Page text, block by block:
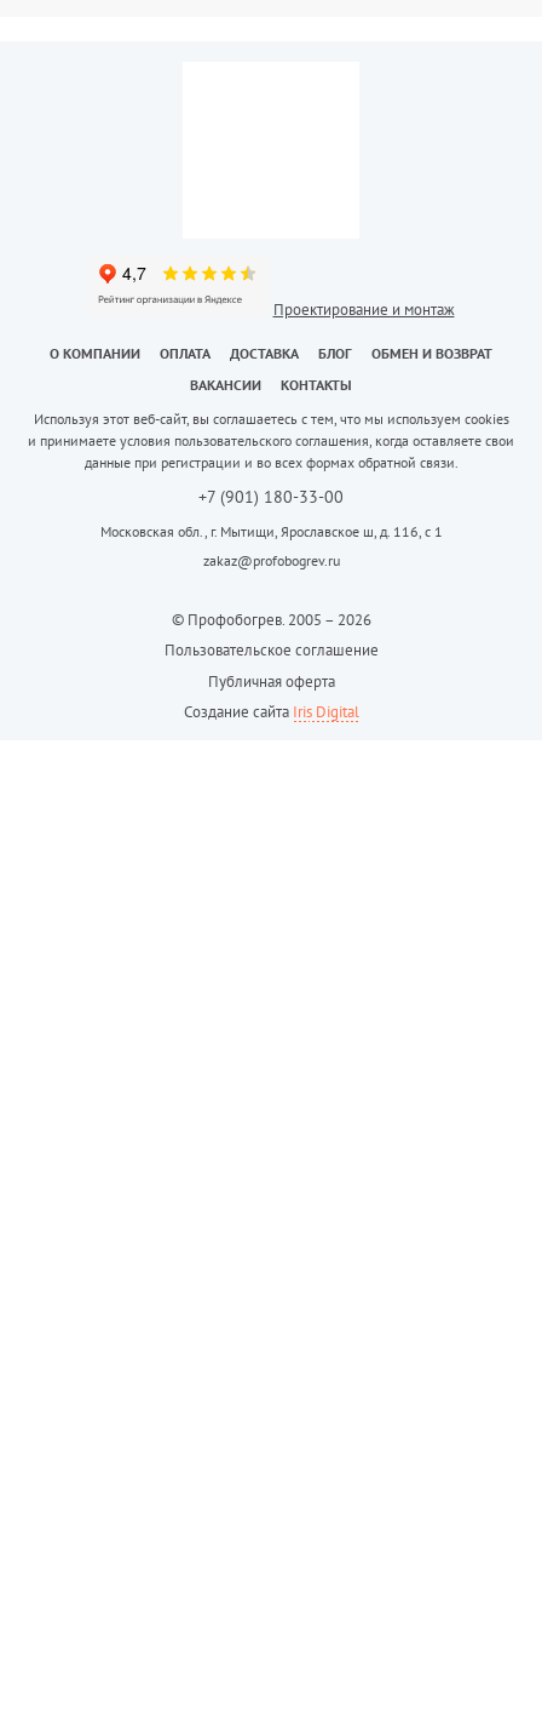
Проектирование и монтаж
О КОМПАНИИ ОПЛАТА ДОСТАВКА БЛОГ
ОБМЕН И ВОЗВРАТ
ВАКАНСИИ
КОНТАКТЫ
Используя этот веб-сайт, вы соглашаетесь с тем, что мы используем cookies
и принимаете условия пользовательского соглашения, когда оставляете свои
данные при регистрации и во всех формах обратной связи.
+7 (901) 180-33-00
Московская обл., г. Мытищи, Ярославское ш, д. 116, с 1
zakaz@profobogrev.ru
© Профобогрев. 2005 – 2026
Пользовательское соглашение
Публичная оферта
Создание сайта Iris Digital